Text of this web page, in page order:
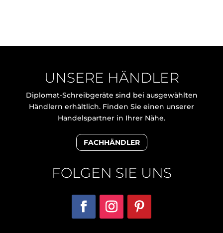
UNSERE HÄNDLER
Diplomat-Schreibgeräte sind bei ausgewählten
Händlern erhältlich. Finden Sie einen unserer
Handelspartner in Ihrer Nähe.
FACHHÄNDLER
FOLGEN SIE UNS